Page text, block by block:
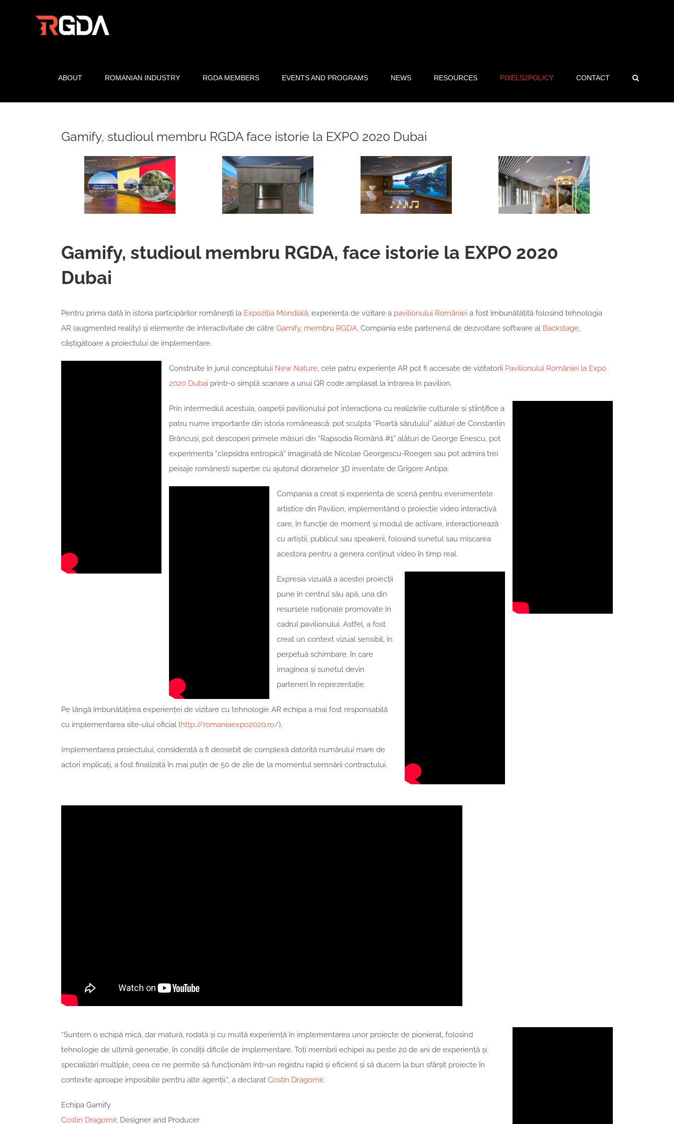
ABOUT ROMANIAN INDUSTRY RGDA MEMBERS EVENTS AND PROGRAMS NEWS RESOURCES PIXELS2POLICY CONTACT
Gamify, studioul membru RGDA face istorie la EXPO 2020 Dubai
Gamify, studioul membru RGDA, face istorie la EXPO 2020
Dubai
Pentru prima dată în istoria participărilor românești la Expoziția Mondială, experiența de vizitare a pavilionului României a fost îmbunătățită folosind tehnologia
AR (augmented reality) și elemente de interactivitate de către Gamify, membru RGDA. Compania este partenerul de dezvoltare software al Backstage,
câștigătoare a proiectului de implementare.
Construite în jurul conceptului New Nature, cele patru experiențe AR pot fi accesate de vizitatorii Pavilionului României la Expo
2020 Dubai printr-o simplă scanare a unui QR code amplasat la intrarea în pavilion.
Prin intermediul acestuia, oaspeții pavilionului pot interacționa cu realizările culturale și științifice a
patru nume importante din istoria românească: pot sculpta “Poartă sărutului” alături de Constantin
Brâncuși, pot descoperi primele măsuri din “Rapsodia Română #1” alături de George Enescu, pot
experimenta “clepsidra entropică” imaginată de Nicolae Georgescu-Roegen sau pot admira trei
peisaje românești superbe cu ajutorul dioramelor 3D inventate de Grigore Antipa.
Compania a creat și experiența de scenă pentru evenimentele
artistice din Pavilion, implementând o proiecție video interactivă
care, în funcție de moment și modul de activare, interacționează
cu artiștii, publicul sau speakerii, folosind sunetul sau mișcarea
acestora pentru a genera conținut video în timp real.
Expresia vizuală a acestei proiecții
pune în centrul său apă, una din
resursele naționale promovate în
cadrul pavilionului. Astfel, a fost
creat un context vizual sensibil, în
perpetuă schimbare, în care
imaginea și sunetul devin
parteneri în reprezentație.
Pe lângă îmbunătățirea experienței de vizitare cu tehnologie AR echipa a mai fost responsabilă
cu implementarea site-ului oficial (http://romaniaexpo2020.ro/).
Implementarea proiectului, considerată a fi deosebit de complexă datorită numărului mare de
actori implicați, a fost finalizată în mai puțin de 50 de zile de la momentul semnării contractului.
“Suntem o echipă mică, dar matură, rodată și cu multă experiență în implementarea unor proiecte de pionierat, folosind
tehnologie de ultimă generație, în condiții dificile de implementare. Toți membrii echipei au peste 20 de ani de experiență și
specializări multiple, ceea ce ne permite să funcționăm într-un registru rapid și eficient și să ducem la bun sfârșit proiecte în
contexte aproape imposibile pentru alte agenții.”, a declarat Costin Dragomir.
Echipa Gamify
Costin Dragomir, Designer and Producer